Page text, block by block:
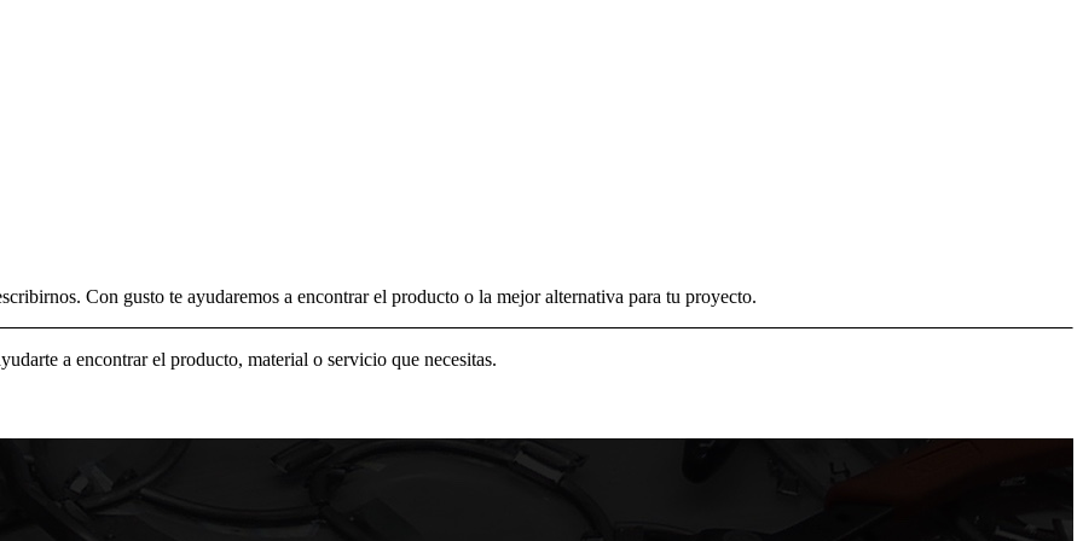
Con gusto te ayudaremos a encontrar el producto o la mejor alternativa para tu proyecto.
a encontrar el producto, material o servicio que necesitas.